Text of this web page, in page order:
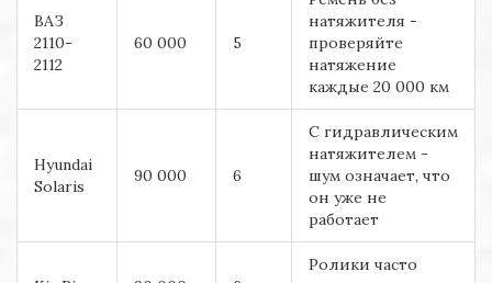
ВАЗ
2110-
2112
60 000 5
натяжителя -
проверяйте
натяжение
каждые 20 000 км
Hyundai
Solaris
90 000 6
С гидравлическим
натяжителем -
шум означает, что
он уже не
работает
Ролики часто